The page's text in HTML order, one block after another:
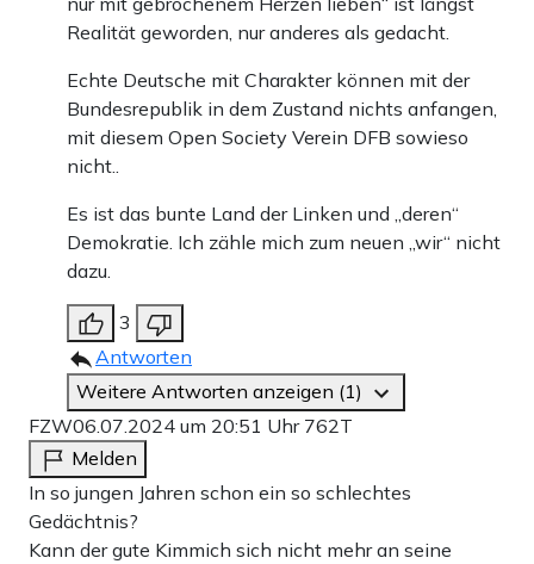
Realität geworden, nur anderes als gedacht.
Echte Deutsche mit Charakter können mit der
Bundesrepublik in dem Zustand nichts anfangen,
mit diesem Open Society Verein DFB sowieso
nicht..
Es ist das bunte Land der Linken und „deren“
Demokratie. Ich zähle mich zum neuen „wir“ nicht
dazu.
3
Antworten
Weitere Antworten anzeigen (1)
FZW06.07.2024 um 20:51 Uhr 762T
Melden
In so jungen Jahren schon ein so schlechtes
Gedächtnis?
Kann der gute Kimmich sich nicht mehr an seine